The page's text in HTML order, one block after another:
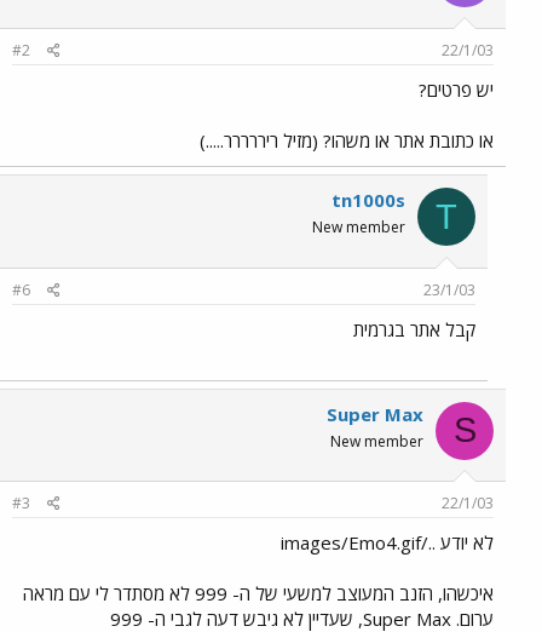
22/1/03
#2
יש פרטים?
או כתובת אתר או משהו? (מזיל ריררררר.....)
T
tn1000s
New member
23/1/03
#6
קבל אתר בגרמית
S
Super Max
New member
22/1/03
#3
לא יודע ../images/Emo4.gif
איכשהו, הזנב המעוצב למשעי של ה- 999 לא מסתדר לי עם מראה
ערום. Super Max, שעדיין לא גיבש דעה לגבי ה- 999